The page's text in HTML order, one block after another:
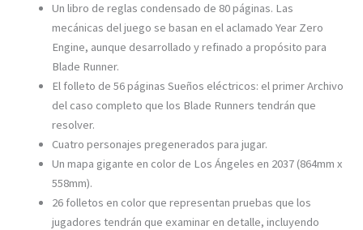
Un libro de reglas condensado de 80 páginas. Las
mecánicas del juego se basan en el aclamado Year Zero
Engine, aunque desarrollado y refinado a propósito para
Blade Runner.
El folleto de 56 páginas Sueños eléctricos: el primer Archivo
del caso completo que los Blade Runners tendrán que
resolver.
Cuatro personajes pregenerados para jugar.
Un mapa gigante en color de Los Ángeles en 2037 (864mm x
558mm).
26 folletos en color que representan pruebas que los
jugadores tendrán que examinar en detalle, incluyendo